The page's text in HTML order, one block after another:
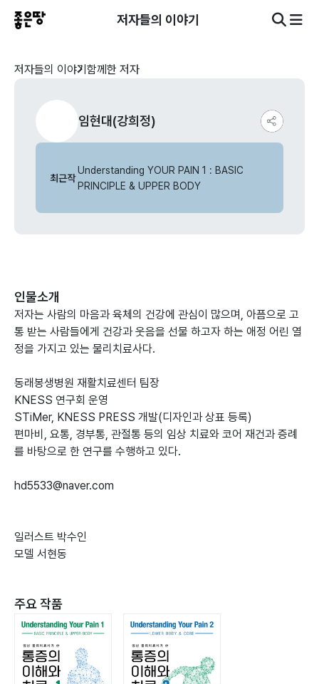
저자들의 이야기
저자들의 이야기 함께한 저자
임현대(강희정)
최근작
Understanding YOUR PAIN 1 : BASIC
PRINCIPLE & UPPER BODY
인물소개
저자는 사람의 마음과 육체의 건강에 관심이 많으며, 아픔으로 고
통 받는 사람들에게 건강과 웃음을 선물 하고자 하는 애정 어린 열
정을 가지고 있는 물리치료사다.
동래봉생병원 재활치료센터 팀장
KNESS 연구회 운영
STiMer, KNESS PRESS 개발(디자인과 상표 등록)
편마비, 요통, 경부통, 관절통 등의 임상 치료와 코어 재건과 증례
를 바탕으로 한 연구를 수행하고 있다.
hd5533@naver.com
일러스트 박수인
모델 서현동
주요 작품